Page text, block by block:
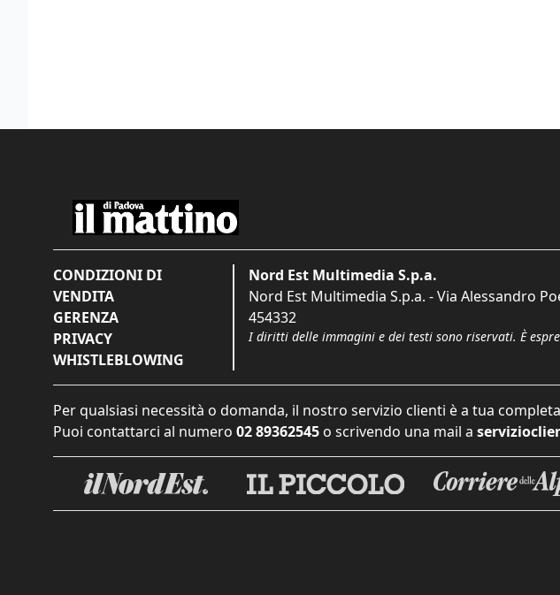
CONDIZIONI DI
VENDITA
GERENZA
PRIVACY
WHISTLEBLOWING
Nord Est Multimedia S.p.a.
Nord Est Multimedia S.p.a. - Via Alessandro
454332
I diritti delle immagini e dei testi sono riservati. È
Per qualsiasi necessità o domanda, il nostro servizio clienti è a tua
Puoi contattarci al numero 02 89362545 o scrivendo una mail a